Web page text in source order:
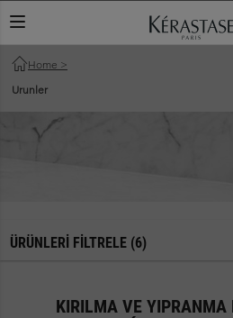
KAYDIRMA MENÜ
Home >
Urunler
ÜRÜNLERI FILTRELE (6)
KIRILMA VE